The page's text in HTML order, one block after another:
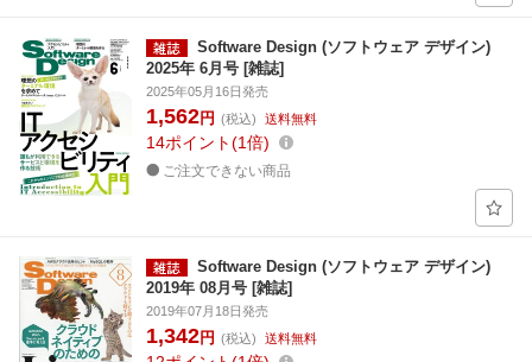
Software Design (ソフトウェア デザイン)
2025年 6月号 [雑誌]
2025年05月16日発売
1,562円 (税込) 送料無料
14ポイント 1倍
ご注文できない商品
Software Design (ソフトウェア デザイン)
2019年 08月号 [雑誌]
2019年07月18日発売
1,342円 (税込) 送料無料